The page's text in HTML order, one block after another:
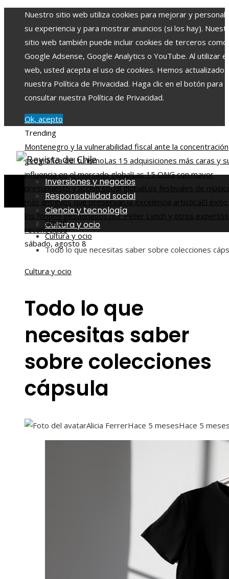
Nuestro sitio web utiliza cookies para mejorar y
su experiencia y para mostrar anuncios (si los hay).
sitio web también puede incluir cookies de terceros como
Google Adsense, Google Analytics o YouTube. Al utilizar
web, usted acepta el uso de cookies. Hemos actualizado
nuestra Política de Privacidad. Haga clic en el botón para
consultar nuestra Política de Privacidad.
Ok, acepto
Trending
Montenegro y la vulnerabilidad fiscal ante la concentración
geográfica del turismoLas 15 adquisiciones más caras y
influencia en el mercado globalLas 15 ONG con mayor
presupuesto y acción social globalLos festivales de
más antiguos que preservan la excelencia artísticaEl
los fondos gestionados por Peter Lynch y otros expertos
reconocidos
sábado, agosto 8
Inversiones y negocios
Responsabilidad social
Ciencia y tecnología
Cultura y ocio
Home
Cultura y ocio
Todo lo que necesitas saber sobre colecciones
Cultura y ocio
Todo lo que
necesitas saber
sobre colecciones
cápsula
Alicia FerrerHace 5 mesesHace 5